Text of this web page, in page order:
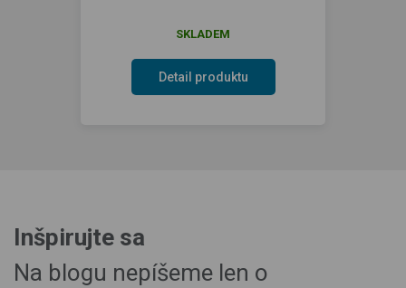
SKLADEM
Detail produktu
Inšpirujte sa
Na blogu nepíšeme len o